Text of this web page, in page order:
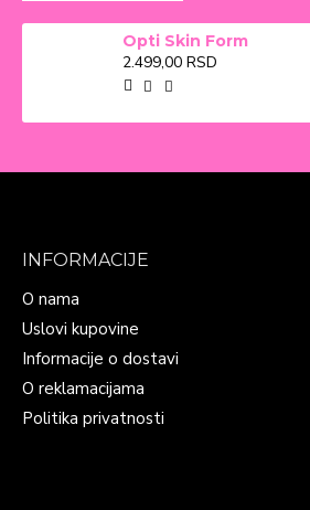
Opti Skin Form
2.499,00 RSD
INFORMACIJE
O nama
Uslovi kupovine
Informacije o dostavi
O reklamacijama
Politika privatnosti